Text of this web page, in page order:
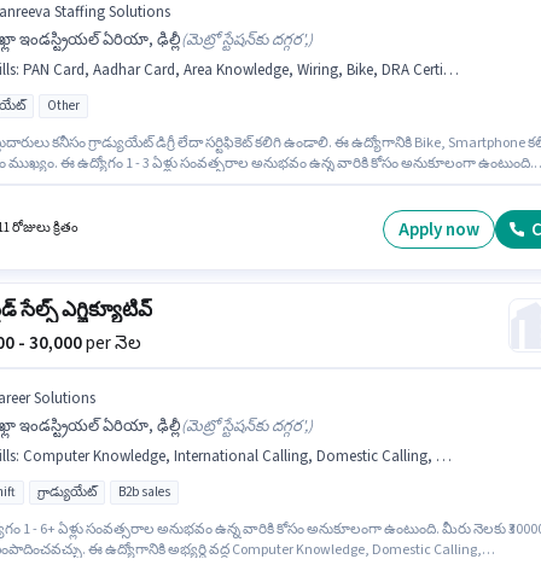
Staffing Solutions
ఇండస్ట్రియల్ ఏరియా, ఢిల్లీ(మెట్రో స్టేషన్‌కు దగ్గర',)
: PAN Card, Aadhar Card, Area Knowledge, Wiring, Bike, DRA Certificate, Smartphone, Bank Account, 2-Wheeler Driving Licence
Other
కనీసం గ్రాడ్యుయేట్ డిగ్రీ లేదా సర్టిఫికెట్ కలిగి ఉండాలి. ఈ ఉద్యోగానికి Bike, Smartphone
ముఖ్యం. ఈ ఉద్యోగం 1 - 3 ఏళ్లు సంవత్సరాల అనుభవం ఉన్న వారికి కోసం అనుకూలంగా ఉంటుంది.
అదనపు ప్రయోజనాలు Insurance, PF ఉన్నాయి.
రోజులు క్రితం Apply now
సేల్స్ ఎగ్జిక్యూటివ్
- 30,000per నెల
Solutions
ఇండస్ట్రియల్ ఏరియా, ఢిల్లీ(మెట్రో స్టేషన్‌కు దగ్గర',)
: Computer Knowledge, International Calling, Domestic Calling, MS Excel, Lead Generation
గ్రాడ్యుయేట్ B2b sales
1 - 6+ ఏళ్లు సంవత్సరాల అనుభవం ఉన్న వారికి కోసం అనుకూలంగా ఉంటుంది. మీరు నెలకు
ఈ ఉద్యోగానికి అభ్యర్థి వద్ద Computer Knowledge, Domestic Calling,